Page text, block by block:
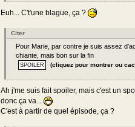
Euh... C't'une blague, ça ?
Citer
Pour Marie, par contre je suis assez
chiante, mais bon sur la fin
(cliquez pour montrer ou
Ah j'me suis fait spoiler, mais c'est un
donc ça va...
C'est à partir de quel épisode, ça ?